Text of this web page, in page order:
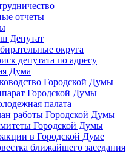
отчеты
Депутат
округа
депутата по адресу
Дума
Городской Думы
Городской Думы
палата
работы Городской Думы
Городской Думы
в Городской Думе
ближайшего заседания